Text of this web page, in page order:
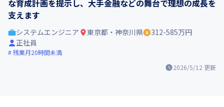
な育成計画を提示し、大手金融などの舞台で理想の成長を
支えます
2026/5/12 更新
システムエンジニア 東京都・神奈川県
312-585万円
正社員
残業月20時間未満